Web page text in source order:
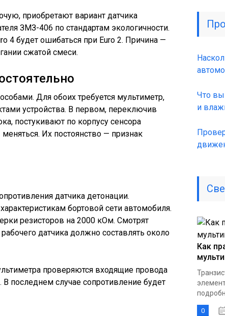
приобретают вариант датчика
ЗМЗ-406 по стандартам экологичности.
4 будет ошибаться при Euro 2. Причина —
сжатой смеси.
Для обоих требуется мультиметр,
устройства. В первом, переключив
постукивают по корпусу сенсора
Их постоянство — признак
датчика детонации.
бортовой сети автомобиля.
резисторов на 2000 кОм. Смотрят
датчика должно составлять около
проверяются входящие провода
последнем случае сопротивление будет
Что вы
и
Как
0